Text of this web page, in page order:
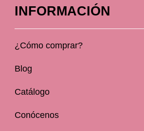
INFORMACIÓN
¿Cómo comprar?
Blog
Catálogo
Conócenos